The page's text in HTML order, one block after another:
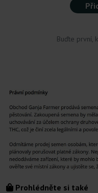
Buďte první,
Prohlédněte si také